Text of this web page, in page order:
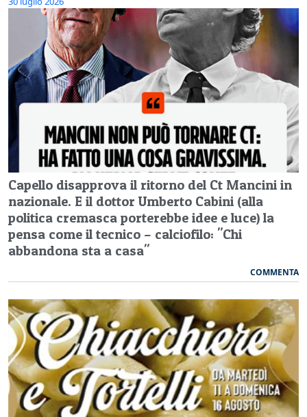
Capello disapprova il ritorno del Ct Mancini in
nazionale. E il dottor Umberto Cabini (alla
politica cremasca porterebbe idee e luce) la
pensa come il tecnico – calciofilo: "Chi
abbandona sta a casa"
COMMENTA